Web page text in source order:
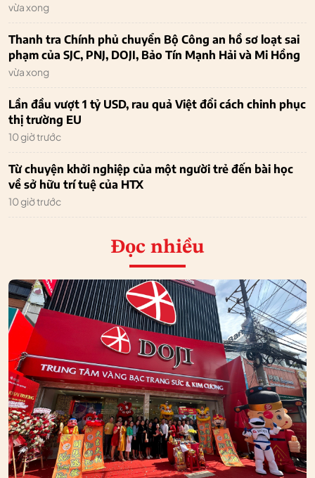
vừa xong
Thanh tra Chính phủ chuyển Bộ Công an hồ sơ loạt sai
phạm của SJC, PNJ, DOJI, Bảo Tín Mạnh Hải và Mi Hồng
vừa xong
Lần đầu vượt 1 tỷ USD, rau quả Việt đổi cách chinh phục
thị trường EU
10 giờ trước
Từ chuyện khởi nghiệp của một người trẻ đến bài học
về sở hữu trí tuệ của HTX
10 giờ trước
Đọc nhiều